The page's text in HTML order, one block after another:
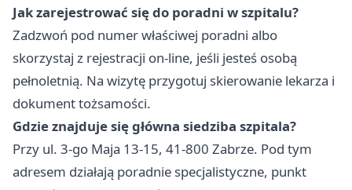
Jak zarejestrować się do poradni w szpitalu?
Zadzwoń pod numer właściwej poradni albo
skorzystaj z rejestracji on-line, jeśli jesteś osobą
pełnoletnią. Na wizytę przygotuj skierowanie lekarza i
dokument tożsamości.
Gdzie znajduje się główna siedziba szpitala?
Przy ul. 3-go Maja 13-15, 41-800 Zabrze. Pod tym
adresem działają poradnie specjalistyczne, punkt